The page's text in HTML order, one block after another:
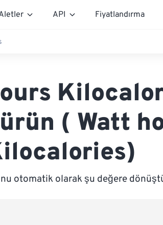
API Fiyatlandırma
( Watt
otomatik olarak şu değere